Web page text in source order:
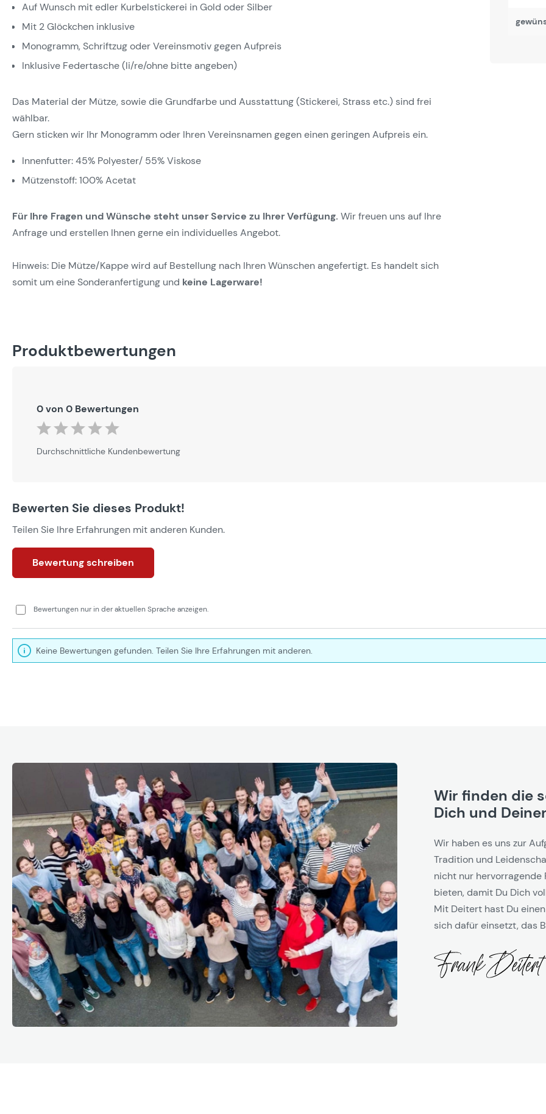
Auf Wunsch mit edler Kurbelstickerei in Gold oder Silber
Mit 2 Glöckchen inklusive
Monogramm, Schriftzug oder Vereinsmotiv gegen Aufpreis
Inklusive Federtasche (li/re/ohne bitte angeben)
Das Material der Mütze, sowie die Grundfarbe und Ausstattung (Stickerei, Strass etc.) sind frei
wählbar.
Gern sticken wir Ihr Monogramm oder Ihren Vereinsnamen gegen einen geringen Aufpreis ein.
Innenfutter: 45% Polyester/ 55% Viskose
Mützenstoff: 100% Acetat
Für Ihre Fragen und Wünsche steht unser Service zu Ihrer Verfügung. Wir freuen uns auf Ihre
Anfrage und erstellen Ihnen gerne ein individuelles Angebot.
Hinweis: Die Mütze/Kappe wird auf Bestellung nach Ihren Wünschen angefertigt. Es handelt sich
somit um eine Sonderanfertigung und keine Lagerware!
Produktbewertungen
0 von 0 Bewertungen
Durchschnittliche Bewertung von 0 von 5 Sternen
Durchschnittliche Kundenbewertung
Bewerten Sie dieses Produkt!
Teilen Sie Ihre Erfahrungen mit anderen Kunden.
Bewertung schreiben
Bewertungen nur in der aktuellen Sprache anzeigen.
Keine Bewertungen gefunden. Teilen Sie Ihre Erfahrungen mit anderen.
Wir finden die
Dich und
Wir haben es uns zur
Tradition und
nicht nur hervorragende
bieten, damit Du Dich
Mit Deitert hast Du
sich dafür einsetzt, das